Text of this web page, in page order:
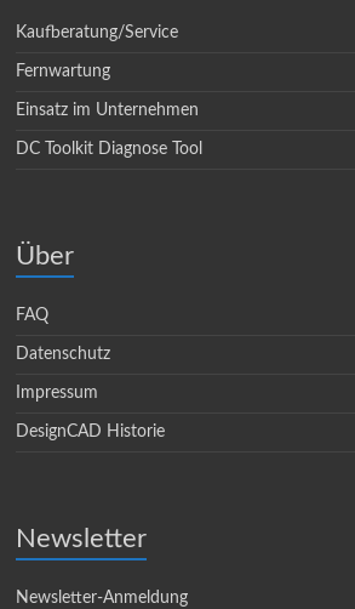
Kaufberatung/Service
Fernwartung
Einsatz im Unternehmen
DC Toolkit Diagnose Tool
Über
FAQ
Datenschutz
Impressum
DesignCAD Historie
Newsletter
Newsletter-Anmeldung